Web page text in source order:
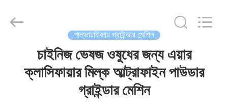
পাল্ভারাইজার গ্রাইন্ডার মেশিন
চাইনিজ ভেষজ ওষুধের জন্য এয়ার
ক্লাসিফায়ার মিল্ক আল্ট্রাফাইন পাউডার
গ্রাইন্ডার মেশিন